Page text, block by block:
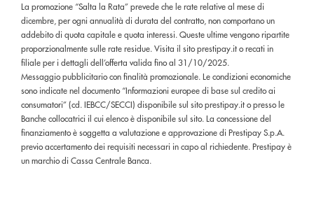
La promozione “Salta la Rata” prevede che le rate relative al mese di
dicembre, per ogni annualità di durata del contratto, non comportano un
addebito di quota capitale e quota interessi. Queste ultime vengono ripartite
proporzionalmente sulle rate residue. Visita il sito prestipay.it o recati in
filiale per i dettagli dell’offerta valida fino al 31/10/2025.
Messaggio pubblicitario con finalità promozionale. Le condizioni economiche
sono indicate nel documento “Informazioni europee di base sul credito ai
consumatori” (cd. IEBCC/SECCI) disponibile sul sito prestipay.it o presso le
Banche collocatrici il cui elenco è disponibile sul sito. La concessione del
finanziamento è soggetta a valutazione e approvazione di Prestipay S.p.A.
previo accertamento dei requisiti necessari in capo al richiedente. Prestipay è
un marchio di Cassa Centrale Banca.